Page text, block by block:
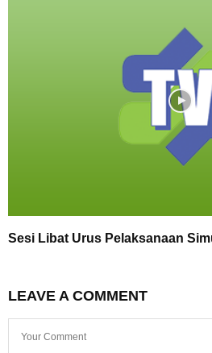
Sesi Libat Urus Pelaksanaan
LEAVE A COMMENT